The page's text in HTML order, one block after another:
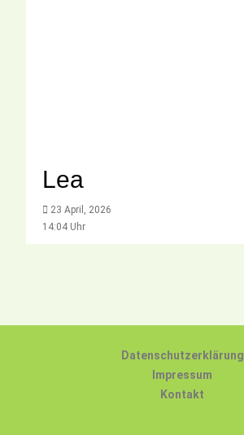
Lea
23 April, 2026
14:04 Uhr
Datenschutzerklärung
Impressum
Kontakt